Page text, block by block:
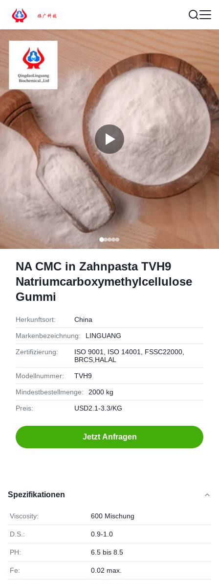
NA CMC in Zahnpasta TVH9
Natriumcarboxymethylcellulose
Gummi
Herkunftsort: China
Markenbezeichnung: LINGUANG
Zertifizierung:
ISO 9001, ISO 14001, FSSC22000,
BRCS,HALAL
Modellnummer: TVH9
Mindestbestellmenge: 2000 kg
Preis: USD2.1-3.3/KG
Jetzt Anfragen
Spezifikationen
Viscosity: 600 Mischung
D.S.: 0.9-1.0
PH: 6.5 bis 8.5
Fe: 0.02 max.